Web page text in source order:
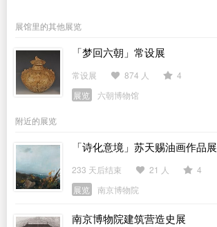
展馆里的其他展览
「梦回六朝」常设展
常设展 874 人
4
展览
六朝博物馆
附近的展览
「诗化意境」苏天赐油画作品展
233 天后结束 21 人
4
展览
南京博物院
南京博物院建筑营造史展